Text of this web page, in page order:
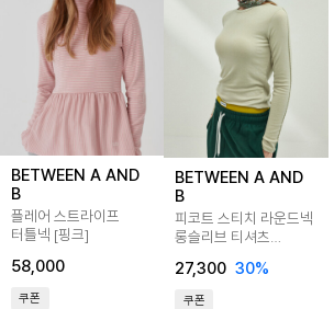
BETWEEN A AND
B
플레어 스트라이프
터틀넥 [핑크]
58,000
쿠폰
BETWEEN A AND
B
피코트 스티치 라운드넥
롱슬리브 티셔츠
27,300 30%
쿠폰